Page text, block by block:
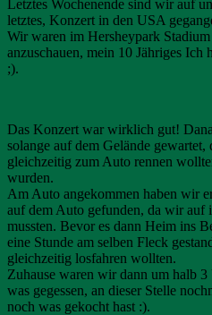
Letztes Wochenende sind wir auf
letztes, Konzert in den USA
Wir waren im Hersheypark
anzuschauen, mein 10 Jähriges Ich
;).
Das Konzert war wirklich gut!
solange auf dem Gelände
gleichzeitig zum Auto rennen
wurden.
Am Auto angekommen haben wir
auf dem Auto gefunden, da wir auf
mussten. Bevor es dann Heim ins
eine Stunde am selben Fleck
gleichzeitig losfahren wollten.
Zuhause waren wir dann um halb
was gegessen, an dieser Stelle
noch was gekocht hast :).